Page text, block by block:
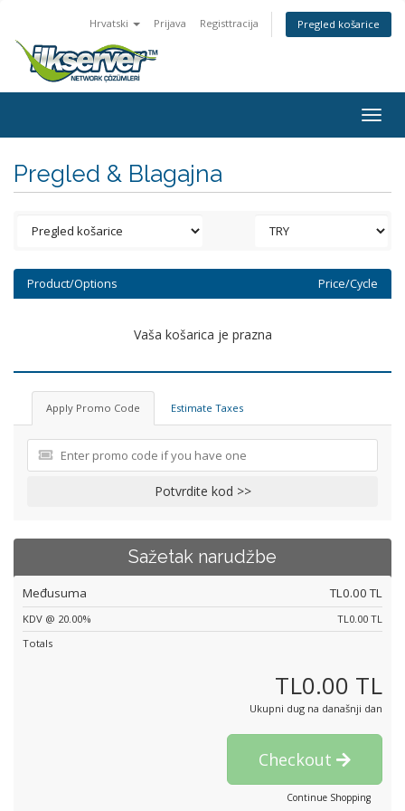
Hrvatski Prijava Registtracija Pregled košarice
Pregled & Blagajna
Product/Options Price/Cycle
Vaša košarica je prazna
Apply Promo Code Estimate Taxes
Potvrdite kod >>
Sažetak narudžbe
Međusuma TL0.00 TL
KDV @ 20.00%
TL0.00 TL
Totals
TL0.00 TL
Ukupni dug na današnji dan
Checkout
Continue Shopping